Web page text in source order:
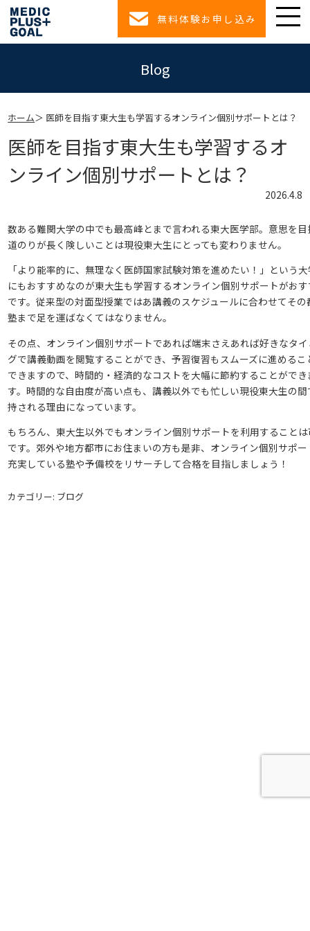
無料体験お申し込み
Blog
ホーム 医師を目指す東大生も学習するオンライン個別サポートとは？
医師を目指す東大生も学習するオ
ンライン個別サポートとは？
2026.4.8
数ある難関大学の中でも最高峰とまで言われる東大医学部。意思を目
道のりが長く険しいことは現役東大生にとっても変わりません。
「より能率的に、無理なく医師国家試験対策を進めたい！」という
にもおすすめなのが東大生も学習するオンライン個別サポートがお
です。従来型の対面型授業ではあ講義のスケジュールに合わせてその
塾まで足を運ばなくてはなりません。
その点、オンライン個別サポートであれば端末さえあれば好きなタ
グで講義動画を閲覧することができ、予習復習もスムーズに進めるこ
できますので、時間的・経済的なコストを大幅に節約することができ
す。時間的な自由度が高い点も、講義以外でも忙しい現役東大生の
持される理由になっています。
もちろん、東大生以外でもオンライン個別サポートを利用すること
です。郊外や地方都市にお住まいの方も是非、オンライン個別サポ
充実している塾や予備校をリサーチして合格を目指しましょう！
カテゴリー: ブログ